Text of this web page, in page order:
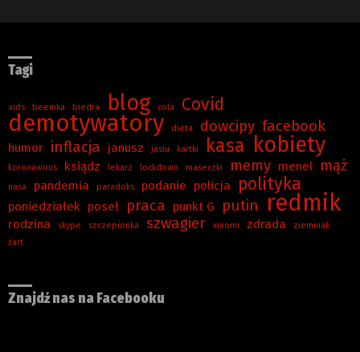
Tagi
aids beemka biedra blog cola Covid
demotywatory dieta dowcipy facebook
humor inflacja janusz jasiu kartki kasa kobiety
koronawirus ksiądz lekarz lockdown maseczki memy menel mąż
nasa pandemia paradoks podanie policja polityka
poniedziałek poseł praca punkt G putin redmik
rodzina skype szczepionka szwagier xiaomi zdrada
ziemniak
żart
Znajdź nas na Facebooku